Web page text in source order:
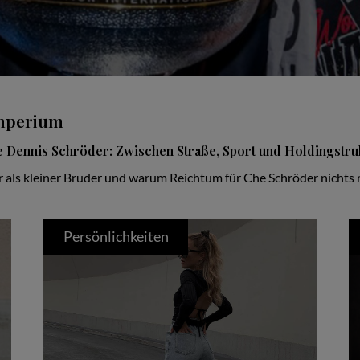
Schröder: Zwischen Straße, Sport und
kleiner Bruder und warum Reichtum für Che Schröder
Persönlichkeiten